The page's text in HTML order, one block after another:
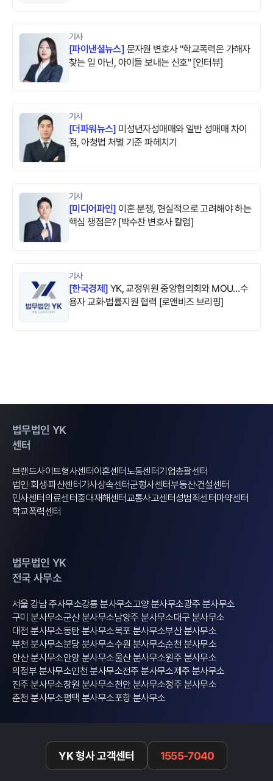
기사
[파이낸셜뉴스]문자원 변호사 "학교폭력은 가해자
찾는 일 아닌, 아이들 보내는 신호" [인터뷰]
기사
[더파워뉴스] 미성년자성매매와 일반 성매매 차이
점, 아청법 처벌 기준 파헤치기
기사
[미디어파인] 이혼 분쟁, 현실적으로 고려해야 하는
핵심 쟁점은? [박수찬 변호사 칼럼]
기사
[한국경제]YK, 교정위원 중앙협의회와 MOU…수
용자 교화·법률지원 협력 [로앤비즈 브리핑]
법무법인 YK
센터
브랜드사이트형사센터이혼센터노동센터기업총괄센터
법인 회생·파산센터가사상속센터군형사센터부동산·건설센터
민사센터의료센터중대재해센터교통사고센터성범죄센터마약센터
학교폭력센터
법무법인 YK
전국 사무소
서울 강남 주사무소강릉 분사무소고양 분사무소광주 분사무소
구미 분사무소군산 분사무소남양주 분사무소대구 분사무소
대전 분사무소동탄 분사무소목포 분사무소부산 분사무소
부천 분사무소분당 분사무소수원 분사무소순천 분사무소
안산 분사무소안양 분사무소울산 분사무소원주 분사무소
의정부 분사무소인천 분사무소전주 분사무소제주 분사무소
진주 분사무소창원 분사무소천안 분사무소청주 분사무소
춘천 분사무소평택 분사무소포항 분사무소
YK 형사 고객센터 1555-7040